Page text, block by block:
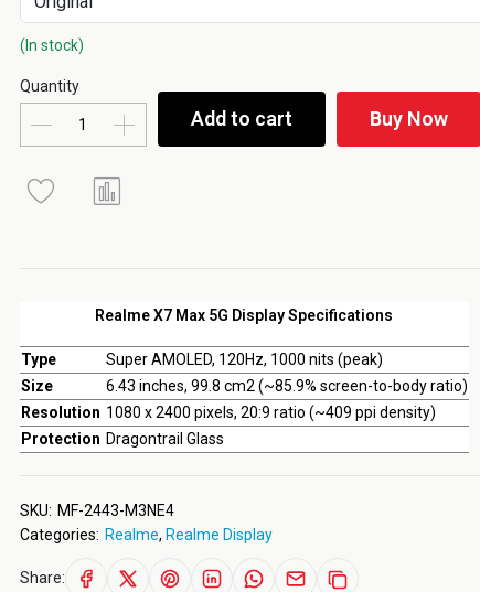
Realme X7 Max 5G Display Specifications
Type
Super AMOLED, 120Hz, 1000 nits (peak)
Size
6.43 inches, 99.8 cm2 (~85.9% screen-to-body ratio)
Resolution 1080 x 2400 pixels, 20:9 ratio (~409 ppi density)
Protection Dragontrail Glass
(In stock)
Quantity
Add to cart Buy Now
SKU: MF-2443-M3NE4
Categories: Realme, Realme Display
Share: